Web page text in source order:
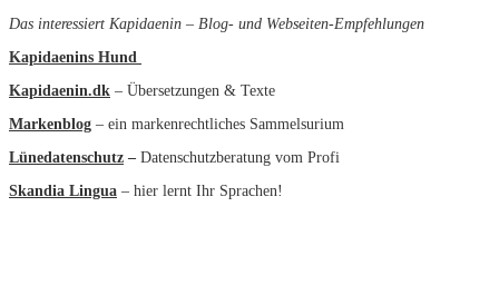
Das interessiert Kapidaenin – Blog- und Webseiten-Empfehlungen
Kapidaenins Hund
Kapidaenin.dk – Übersetzungen & Texte
Markenblog – ein markenrechtliches Sammelsurium
Lünedatenschutz – Datenschutzberatung vom Profi
Skandia Lingua – hier lernt Ihr Sprachen!